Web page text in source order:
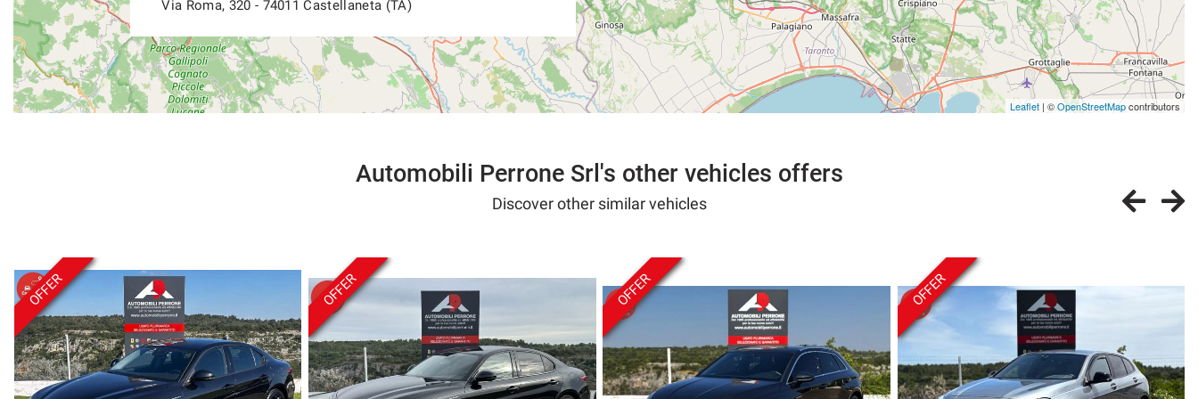
Via Roma, 320 - 74011 Castellaneta (TA)
Leaflet | ©OpenStreetMapcontributors
Automobili Perrone Srl's other vehicles offers
Discover other similar vehicles
OFFER OFFER OFFER OFFER